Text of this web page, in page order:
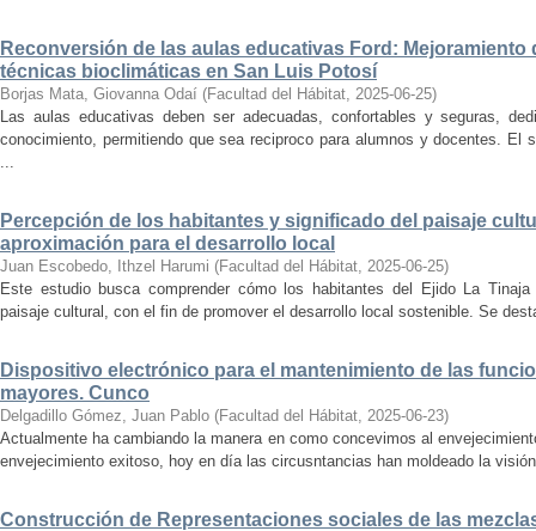
Reconversión de las aulas educativas Ford:
técnicas bioclimáticas en San Luis Potosí
Borjas Mata, Giovanna Odaí (Facultad del Hábitat, 2025-06-25)
Las aulas educativas deben ser adecuadas, confortables y seguras,
conocimiento, permitiendo que sea reciproco para alumnos y docentes. El
...
Percepción de los habitantes y significado del paisaje
aproximación para el desarrollo local
Juan Escobedo, Ithzel Harumi (Facultad del Hábitat, 2025-06-25)
Este estudio busca comprender cómo los habitantes del Ejido La
paisaje cultural, con el fin de promover el desarrollo local sostenible. Se
Dispositivo electrónico para el mantenimiento de las
mayores. Cunco
Delgadillo Gómez, Juan Pablo (Facultad del Hábitat, 2025-06-23)
Actualmente ha cambiando la manera en como concevimos al
envejecimiento exitoso, hoy en día las circusntancias han moldeado la
Construcción de Representaciones sociales de las